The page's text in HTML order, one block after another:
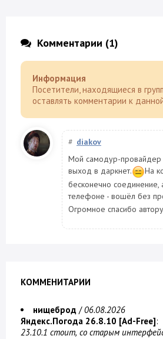
Комментарии (1)
Информация
Посетители, находящиеся в
оставлять комментарии к
# diakov
Мой самодур-провайдер
выход в даркнет.
На
бесконечно соединение,
телефоне - вошёл без
Огромное спасибо
КОММЕНИТАРИИ
нищеброд /06.08.2026
Яндекс.Погода 26.8.10 [Ad-Free]:
23.10.1 стоит, со старым